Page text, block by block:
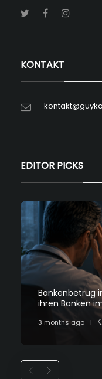
KONTAKT
EDITOR PICKS
Bankenbetrug
ihren Banken
3 months ago